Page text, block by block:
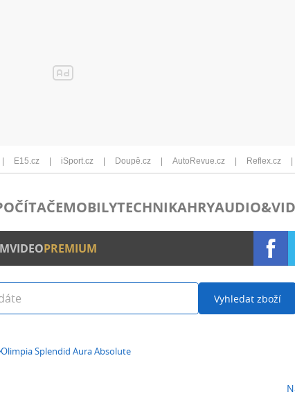
E15.cz iSport.cz Doupě.cz AutoRevue.cz Reflex.cz
MOBILYTECHNIKAHRY
VIDEOPREMIUM
Vyhledat zboží
Olimpia Splendid Aura Absolute